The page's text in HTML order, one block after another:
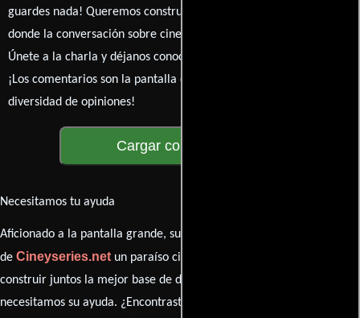
guardes nada! Queremos construir una comunidad apasionada
donde la conversación sobre cine y series nunca se detenga.
Únete a la charla y déjanos conocer tu mundo cinematográfico.
¡Los comentarios son la pantalla donde se proyecta nuestra
diversidad de opiniones!
Cargar comentarios
Necesitamos tu ayuda
Aficionado a la pantalla grande, su participación es clave para hacer
de Cineyseries.netun paraíso cinéfilo completo. Queremos
construir juntos la mejor base de datos cinematográfica, pero
necesitamos su ayuda. ¿Encontraste algún dato faltante en la ficha